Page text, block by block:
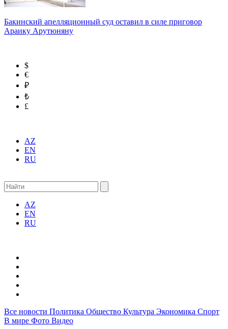
Бакинский апелляционный суд оставил в силе приговор
Араику Арутюняну
$
€
₽
₺
£
AZ
EN
RU
AZ
EN
RU
Все новости Политика Общество Культура Экономика Спорт
В мире Фото Видео